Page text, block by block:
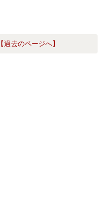
【過去のページへ】